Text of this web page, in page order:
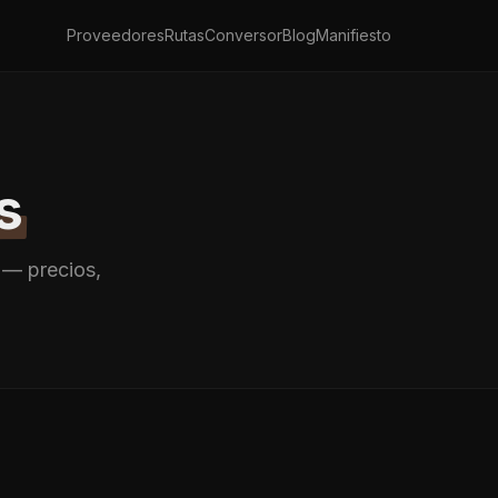
ProveedoresRutasConversorBlogManifiesto
— precios,